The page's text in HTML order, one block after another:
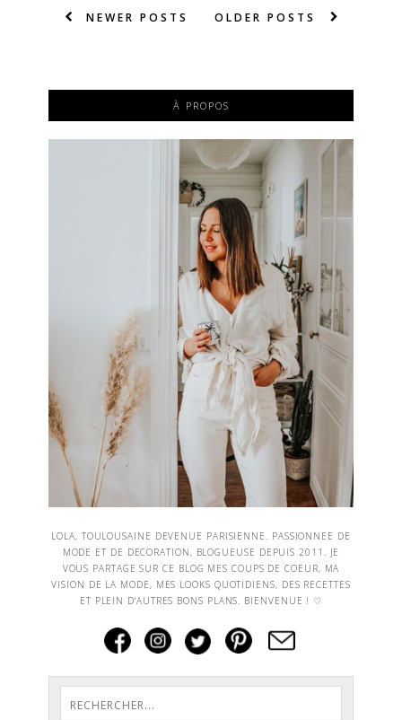
NEWER POSTS OLDER POSTS
À PROPOS
LOLA, TOULOUSAINE DEVENUE PARISIENNE. PASSIONNEE DE
MODE ET DE DECORATION, BLOGUEUSE DEPUIS 2011. JE
VOUS PARTAGE SUR CE BLOG MES COUPS DE COEUR, MA
VISION DE LA MODE, MES LOOKS QUOTIDIENS, DES RECETTES
ET PLEIN D'AUTRES BONS PLANS. BIENVENUE ! ♡